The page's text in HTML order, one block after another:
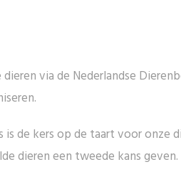
via de Nederlandse
de kers op de taart voor onze
dieren een tweede kans